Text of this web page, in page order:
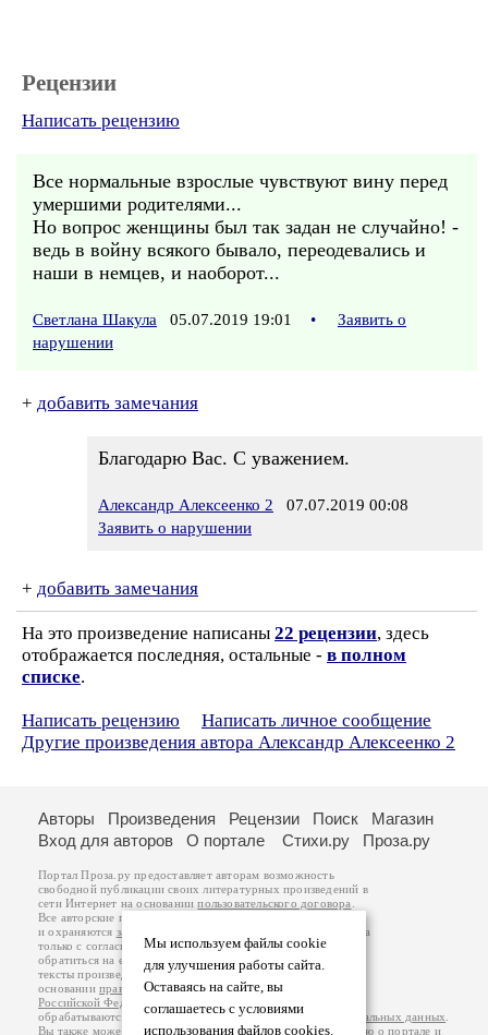
Рецензии
Написать рецензию
Все нормальные взрослые чувствуют вину перед
умершими родителями...
Но вопрос женщины был так задан не случайно! -
ведь в войну всякого бывало, переодевались и
наши в немцев, и наоборот...
Светлана Шакула 05.07.2019 19:01 •
Заявить о
нарушении
+ добавить замечания
Благодарю Вас. С уважением.
Александр Алексеенко 2 07.07.2019 00:08
Заявить о нарушении
+ добавить замечания
На это произведение написаны 22 рецензии, здесь
отображается последняя, остальные - в полном
списке.
Написать рецензию
Написать личное сообщение
Другие произведения автора Александр Алексеенко 2
Мы используем файлы cookie
для улучшения работы сайта.
Оставаясь на сайте, вы
соглашаетесь с условиями
использования файлов cookies.
Авторы Произведения Рецензии Поиск
Магазин
Вход для авторов
О портале Стихи.ру Проза.ру
Портал Проза.ру предоставляет авторам возможность
свободной публикации своих литературных произведений в
сети Интернет на основаниипользовательского договора
Все авторские права на произведения принадлежат авторам
и охраняются законом
. Перепечатка произведений возможна
только с согласия его автора, к которому вы можете
обратиться на его авторской странице. Ответственность за
тексты произведений авторы несут самостоятельно на
основанииправил публикацииизаконодательства
Российской Федерации
обрабатываются на основанииПолитики обработки персональных данных
Вы также можете посмотреть более подробнуюинформацию о портале и